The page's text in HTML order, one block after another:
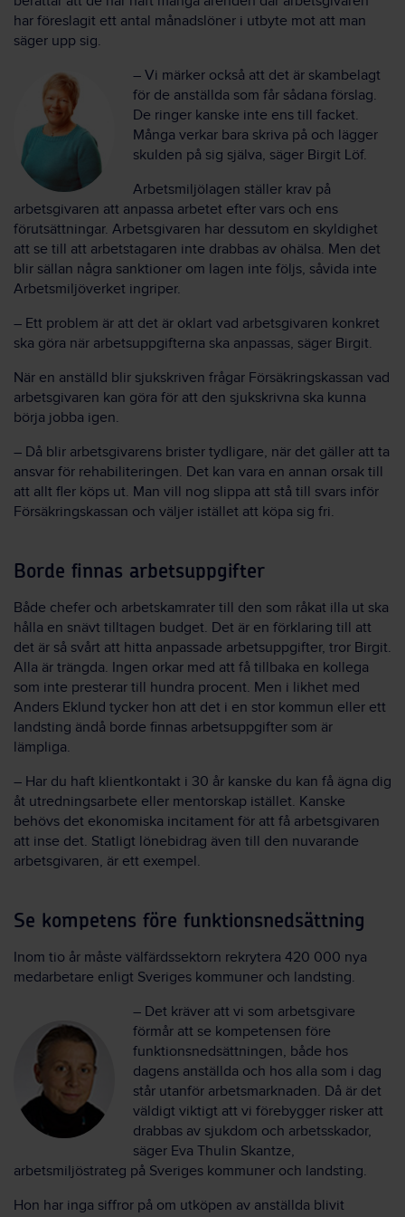
har föreslagit ett antal månadslöner i utbyte mot att man
säger upp sig.
– Vi märker också att det är skambelagt
för de anställda som får sådana förslag.
De ringer kanske inte ens till facket.
Många verkar bara skriva på och lägger
skulden på sig själva, säger Birgit Löf.
Arbetsmiljölagen ställer krav på
arbetsgivaren att anpassa arbetet efter vars och ens
förutsättningar. Arbetsgivaren har dessutom en skyldighet
att se till att arbetstagaren inte drabbas av ohälsa. Men det
blir sällan några sanktioner om lagen inte följs, såvida inte
Arbetsmiljöverket ingriper.
– Ett problem är att det är oklart vad arbetsgivaren konkret
ska göra när arbetsuppgifterna ska anpassas, säger Birgit.
När en anställd blir sjukskriven frågar Försäkringskassan vad
arbetsgivaren kan göra för att den sjukskrivna ska kunna
börja jobba igen.
– Då blir arbetsgivarens brister tydligare, när det gäller att ta
ansvar för rehabiliteringen. Det kan vara en annan orsak till
att allt fler köps ut. Man vill nog slippa att stå till svars inför
Försäkringskassan och väljer istället att köpa sig fri.
Borde finnas arbetsuppgifter
Både chefer och arbetskamrater till den som råkat illa ut ska
hålla en snävt tilltagen budget. Det är en förklaring till att
det är så svårt att hitta anpassade arbetsuppgifter, tror Birgit.
Alla är trängda. Ingen orkar med att få tillbaka en kollega
som inte presterar till hundra procent. Men i likhet med
Anders Eklund tycker hon att det i en stor kommun eller ett
landsting ändå borde finnas arbetsuppgifter som är
lämpliga.
– Har du haft klientkontakt i 30 år kanske du kan få ägna dig
åt utredningsarbete eller mentorskap istället. Kanske
behövs det ekonomiska incitament för att få arbetsgivaren
att inse det. Statligt lönebidrag även till den nuvarande
arbetsgivaren, är ett exempel.
Se kompetens före funktionsnedsättning
Inom tio år måste välfärdssektorn rekrytera 420 000 nya
medarbetare enligt Sveriges kommuner och landsting.
– Det kräver att vi som arbetsgivare
förmår att se kompetensen före
funktionsnedsättningen, både hos
dagens anställda och hos alla som i dag
står utanför arbetsmarknaden. Då är det
väldigt viktigt att vi förebygger risker att
drabbas av sjukdom och arbetsskador,
säger Eva Thulin Skantze,
arbetsmiljöstrateg på Sveriges kommuner och landsting.
Hon har inga siffror på om utköpen av anställda blivit